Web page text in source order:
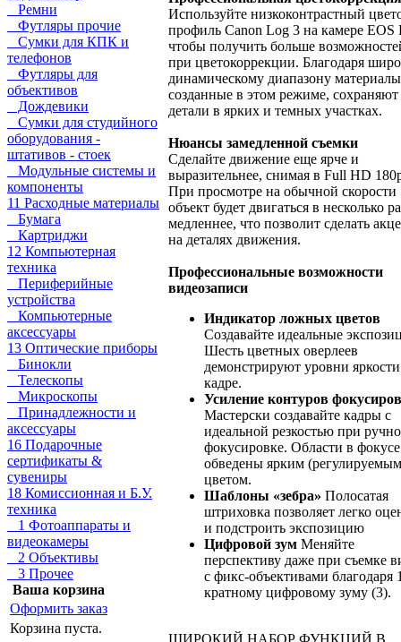
Ремни
Футляры прочие
Сумки для КПК и
телефонов
Футляры для
объективов
Дождевики
Сумки для студийного
оборудования -
штативов - стоек
Модульные системы и
компоненты
11 Расходные материалы
Бумага
Картриджи
12 Компьютерная
техника
Периферийные
устройства
Компьютерные
аксессуары
13 Оптические приборы
Бинокли
Телескопы
Микроскопы
Принадлежности и
аксессуары
16 Подарочные
сертификаты &
сувениры
18 Комиссионная и Б.У.
техника
1 Фотоаппараты и
видеокамеры
2 Объективы
3 Прочее
Ваша корзина
Оформить заказ
Корзина пуста.
Используйте низкоконтрастный
профиль Canon Log 3 на камере EOS
чтобы получить больше
при цветокоррекции. Благодаря
динамическому диапазону
созданные в этом режиме, сохраняют
детали в ярких и темных участках.
Нюансы замедленной съемки
Сделайте движение еще ярче и
выразительнее, снимая в Full HD
При просмотре на обычной скорости
объект будет двигаться в несколько
медленнее, что позволит сделать
на деталях движения.
Профессиональные возможности
видеозаписи
Индикатор ложных цветов
Создавайте идеальные
Шесть цветных оверлеев
демонстрируют уровни
кадре.
Усиление контуров
Мастерски создавайте кадры с
идеальной резкостью при
фокусировке. Области в фокусе
обведены ярким
цветом.
Шаблоны «зебра» Полосатая
штриховка позволяет легко
и подстроить экспозицию
Цифровой зум Меняйте
перспективу даже при съемке
с фикс-объективами благодаря
кратному цифровому зуму (3).
ШИРОКИЙ НАБОР ФУНКЦИЙ В